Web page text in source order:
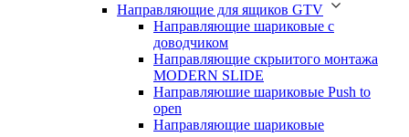
Направляющие для ящиков GTV
Направляющие шариковые с
доводчиком
Направляющие скрыитого монтажа
MODERN SLIDE
Направляюшие шариковые Push to
open
Направляющие шариковые